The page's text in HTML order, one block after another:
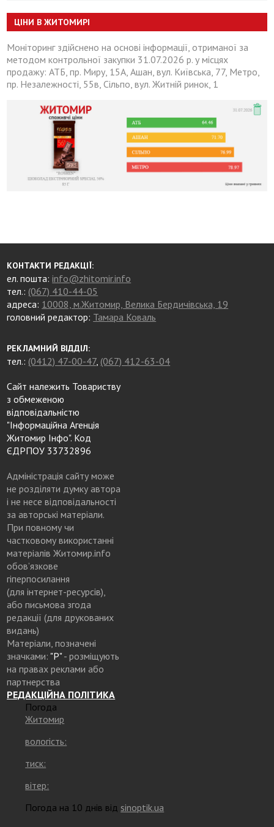
ЦІНИ В ЖИТОМИРІ
Моніторинг здійснено на основі інформації, отриманої за
методом контрольної закупки 31.07.2026 р. у місцях
продажу: АТБ, пр. Миру, 15А, Ашан, вул. Київська, 77, Метро,
пр. Незалежності, 55в, Сільпо, вул. Житній ринок, 1
КОНТАКТИ РЕДАКЦІЇ:
ел. пошта:info@zhitomir.info
тел.: (067) 410-44-05
адреса: 10008, м.Житомир, Велика Бердичівська, 19
головний редактор: Тамара Коваль
РЕКЛАМНИЙ ВІДДІЛ:
тел.: (0412) 47-00-47, (067) 412-63-04
Сайт належить Товариству
з обмеженою
відповідальністю
"Інформаційна Агенція
Житомир Інфо". Код
ЄДРПОУ 33732896
Адміністрація сайту може
не розділяти думку автора
і не несе відповідальності
за авторські матеріали.
При повному чи
частковому використанні
матеріалів Житомир.info
обов’язкове
гіперпосилання
(для інтернет-ресурсів),
або письмова згода
редакції (для друкованих
видань)
Матеріали, позначені
значками: "Р"- розміщують
на правах реклами або
партнерства
РЕДАКЦІЙНА ПОЛІТИКА
Погода
Житомир
вологість:
тиск:
вітер:
Погода на 10 днів від sinoptik.ua